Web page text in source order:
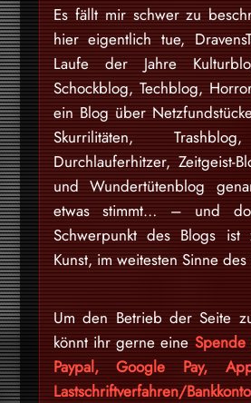
Es fällt mir schwer zu
hier eigentlich tue,
Laufe der Jahre
Schockblog, Techblog,
ein Blog über
Skurrilitäten,
Durchlauferhitzer, Zeitgeist-
und Wundertütenblog
etwas stimmt… – und
Schwerpunkt des Blogs ist
Kunst, im weitesten Sinne
Um den Betrieb der Seite
könnt ihr gerne eine
Paypal, Google Pay,
Lastschriftverfahren/